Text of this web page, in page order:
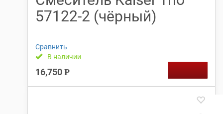
57122-2 (чёрный)
Сравнить
В наличии
16,750 Р